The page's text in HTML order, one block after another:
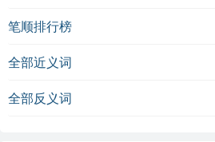
笔顺排行榜
全部近义词
全部反义词